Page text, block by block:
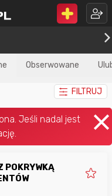
Obserwowane
FILTRUJ
POKRYWKĄ